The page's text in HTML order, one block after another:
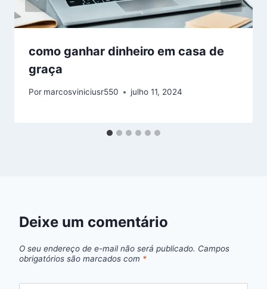
como ganhar dinheiro em casa de
graça
Por marcosviniciusr550 julho 11, 2024
Deixe um comentário
O seu endereço de e-mail não será publicado. Campos
obrigatórios são marcados com *